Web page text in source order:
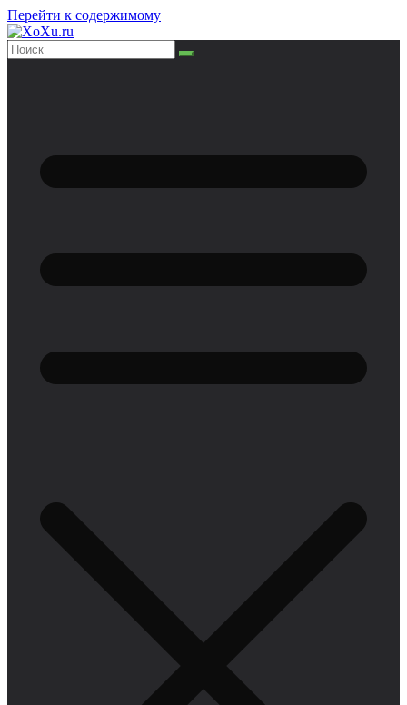
Перейти к содержимому